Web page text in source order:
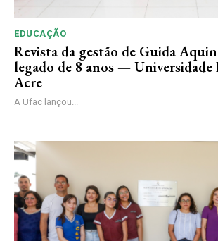
EDUCAÇÃO
Revista da gestão de Guida
legado de 8 anos — Universidade
Acre
A Ufac lançou...